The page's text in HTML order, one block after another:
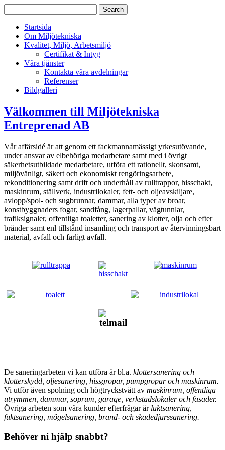
Startsida
Om Miljötekniska
Kvalitet, Miljö, Arbetsmiljö
Certifikat & Intyg
Våra tjänster
Kontakta våra avdelningar
Referenser
Bildgalleri
Välkommen till Miljötekniska
Entreprenad AB
Vår affärsidé är att genom ett fackmannamässigt yrkesutövande,
under ansvar av elbehöriga medarbetare samt med i övrigt
säkerhetsutbildade medarbetare, utföra ett rationellt, skonsamt,
miljövänligt, säkert och ekonomiskt rengöringsarbete,
rekonditionering samt drift och underhåll av rulltrappor, hisschakt,
maskinrum, ställverk, industrilokaler, fett- och oljeavskiljare,
avlopp/spol- och sugbrunnar, dammar, alla typer av broar,
konstbyggnaders fogar, sandfång, lagerpallar, vägtunnlar,
trafiksignaler, offentliga toaletter, sanering av klotter, olja och efter
bränder samt enl tillstånd insamling och transport av återvinningsbart
material, avfall och farligt avfall.
De saneringarbeten vi kan utföra är bl.a. klottersanering och
klotterskydd, oljesanering, hissgropar, pumpgropar och maskinrum.
Vi utför även spolning och högtryckstvätt av maskinrum, offentliga
utrymmen, dammar, soprum, garage, verkstadslokaler och fasader.
Övriga arbeten som våra kunder efterfrågar är luktsanering,
fuktsanering, mögelsanering, brand- och skadedjurssanering.
Behöver ni hjälp snabbt?